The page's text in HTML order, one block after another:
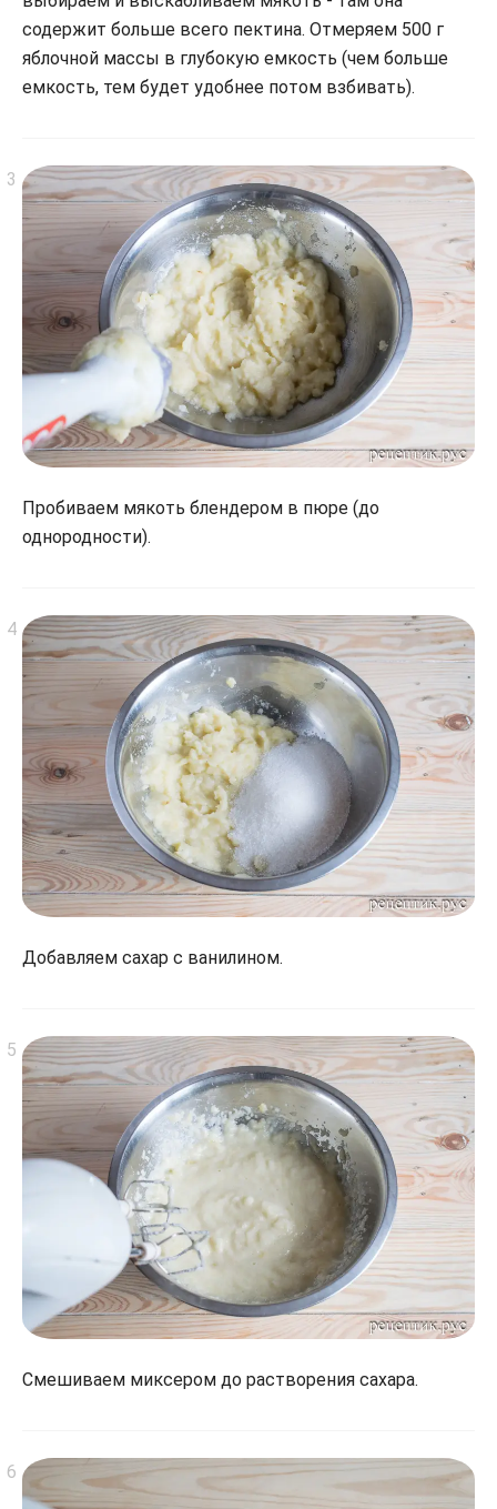
содержит больше всего пектина. Отмеряем 500 г
яблочной массы в глубокую емкость (чем больше
емкость, тем будет удобнее потом взбивать).
Пробиваем мякоть блендером в пюре (до
однородности).
Добавляем сахар с ванилином.
Смешиваем миксером до растворения сахара.